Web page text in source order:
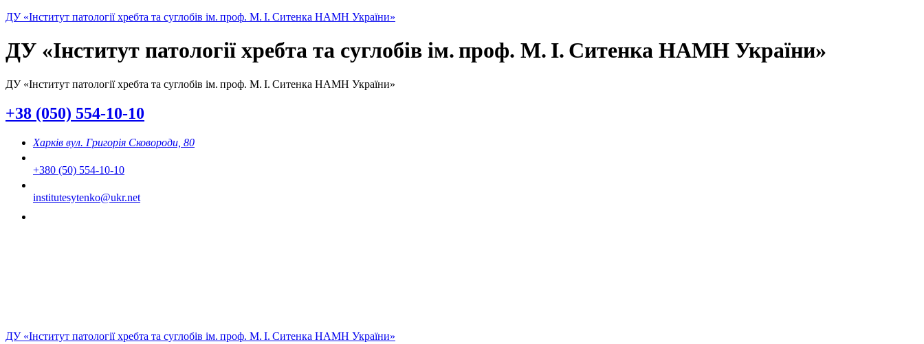
ДУ «Інститут патології хребта та суглобів ім. проф. М. І. Ситенка НАМН України»
ДУ «Інститут патології хребта та суглобів ім. проф. М. І. Ситенка НАМН України»
ДУ «Інститут патології хребта та суглобів ім. проф. М. І. Ситенка НАМН України»
+38 (050) 554-10-10
Харків вул. Григорія Сковороди, 80
+380 (50) 554-10-10
institutesytenko@ukr.net
ДУ «Інститут патології хребта та суглобів ім. проф. М. І. Ситенка НАМН України»